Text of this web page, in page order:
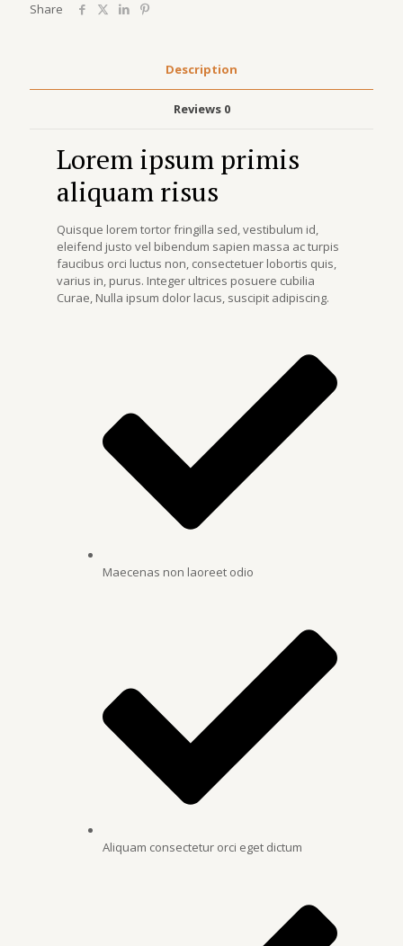
Share
Description
Reviews 0
Lorem ipsum primis
aliquam risus
Quisque lorem tortor fringilla sed, vestibulum id,
eleifend justo vel bibendum sapien massa ac turpis
faucibus orci luctus non, consectetuer lobortis quis,
varius in, purus. Integer ultrices posuere cubilia
Curae, Nulla ipsum dolor lacus, suscipit adipiscing.
Maecenas non laoreet odio
Aliquam consectetur orci eget dictum